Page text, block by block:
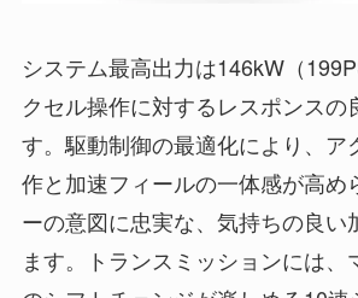
システム最高出力は146kW（
クセル操作に対するレスポンスの
す。駆動制御の最適化により、ア
作と加速フィールの一体感が高め
ーの意図に忠実な、気持ちの良い
ます。トランスミッションには、